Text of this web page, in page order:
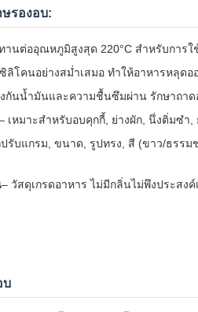
รองอบ:
านต่ออุณหภูมิสูงสุด 220°C สำหรับการใ
ลิโคนอย่างสม่ำเสมอ ทำให้อาหารหลุดอ
กันน้ำมันและความชื้นซึมผ่าน รักษาถา
เหมาะสำหรับอบคุกกี้, ย่างผัก, นึ่งติ่มซ
รับแกรม, ขนาด, รูปทรง, สี (ขาว/ธรร
– วัสดุเกรดอาหาร ไม่มีกลิ่นไม่พึงประสง
บ